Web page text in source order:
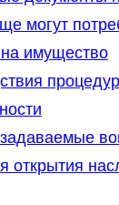
могут
имущество